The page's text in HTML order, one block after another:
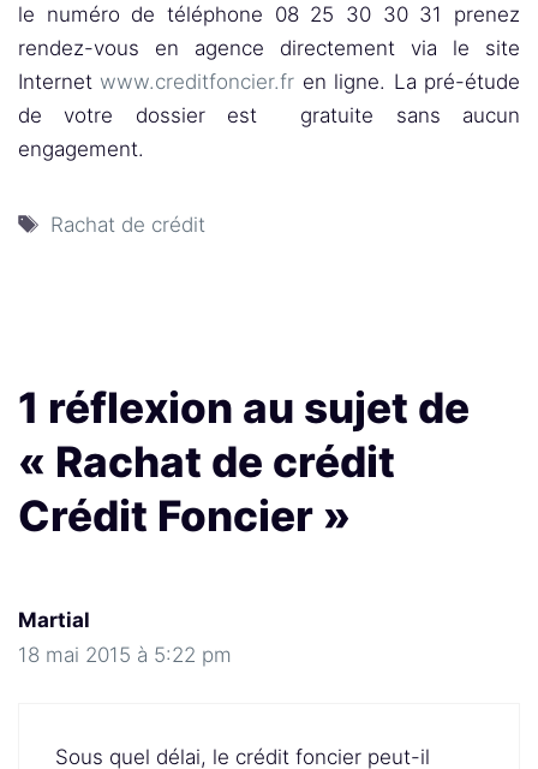
le numéro de téléphone 08 25 30 30 31 prenez
rendez-vous en agence directement via le site
Internet www.creditfoncier.fr en ligne. La pré-étude
de votre dossier est gratuite sans aucun
engagement.
Étiquettes
Rachat de crédit
1 réflexion au sujet de
« Rachat de crédit
Crédit Foncier »
Martial
18 mai 2015 à 5:22 pm
Sous quel délai, le crédit foncier peut-il